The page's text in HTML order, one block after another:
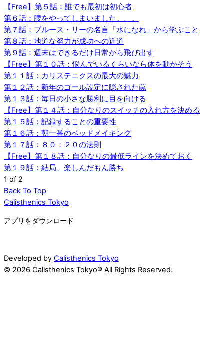
【Free】第５話：誰でも最初は初心者
第６話：腰をやってしまいました。。。
第７話：ブルース・リーの名言「水になれ」から学ぶこと
第８話：地道な努力が成功への近道
第９話：週末はできるだけ日常から飛び出す
【Free】第１０話：悩んでいるくらいなら体を動かそう
第１１話：カリステニクスの最大の魅力
第１２話：新年のゴール設定に隠された罠
第１３話：毎日の小さな勝利に目を向ける
【Free】第１４話：自分なりのスイッチの入れ方を決める
第１５話：記録することの重要性
第１６話：朝一番のベッドメイキング
第１７話：８０：２０の法則
【Free】第１８話：自分なりの最低ラインを決めておく
第１９話：結局、楽しんだもん勝ち
1 of 2
Back To Top
Calisthenics Tokyo
アプリをダウンロード
Developed by Calisthenics Tokyo
© 2026 Calisthenics Tokyo® All Rights Reserved.